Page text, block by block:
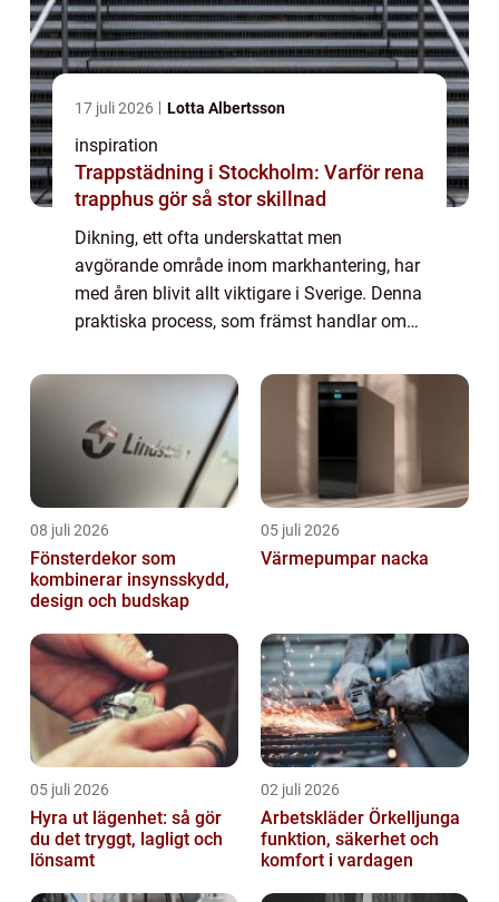
17 juli 2026 Lotta Albertsson
inspiration
Trappstädning i Stockholm: Varför rena
trapphus gör så stor skillnad
Dikning, ett ofta underskattat men
avgörande område inom markhantering, har
med åren blivit allt viktigare i Sverige. Denna
praktiska process, som främst handlar om
drastis...
08 juli 2026
Fönsterdekor som
kombinerar insynsskydd,
design och budskap
05 juli 2026
Värmepumpar nacka
05 juli 2026
Hyra ut lägenhet: så gör
du det tryggt, lagligt och
lönsamt
02 juli 2026
Arbetskläder Örkelljunga
funktion, säkerhet och
komfort i vardagen